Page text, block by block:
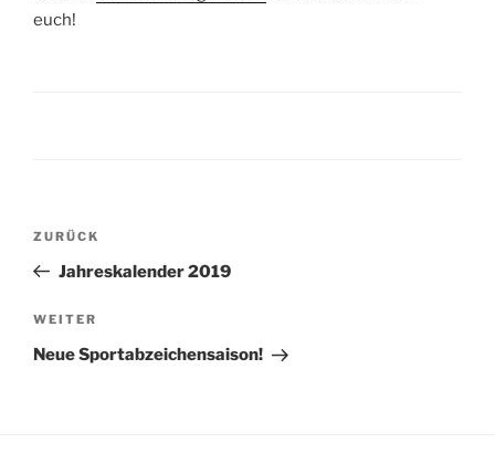
euch!
Beitragsnavigation
Vorheriger
Beitrag
ZURÜCK
Jahreskalender 2019
Nächster
Beitrag
WEITER
Neue Sportabzeichensaison!